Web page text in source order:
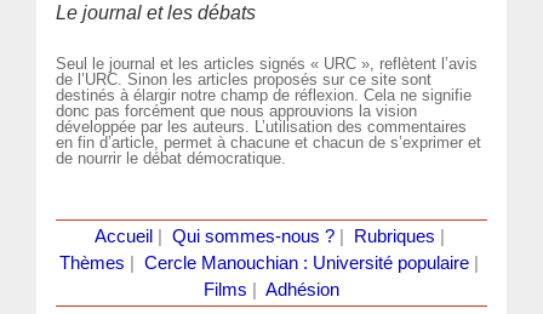
Le journal et les débats
Seul le journal et les articles signés « URC », reflètent l’avis
de l’URC. Sinon les articles proposés sur ce site sont
destinés à élargir notre champ de réflexion. Cela ne signifie
donc pas forcément que nous approuvions la vision
développée par les auteurs. L’utilisation des commentaires
en fin d’article, permet à chacune et chacun de s’exprimer et
de nourrir le débat démocratique.
Accueil Qui sommes-nous ?| Rubriques
Thèmes
Cercle Manouchian : Université populaire
Films
Adhésion